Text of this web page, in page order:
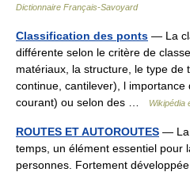
Dictionnaire Français-Savoyard
Classification des ponts — La
différente selon le critère de
matériaux, la structure, le type de
continue, cantilever), l
courant) ou selon des …
Wikipédia
ROUTES ET AUTOROUTES — La
temps, un élément essentiel pour
personnes. Fortement